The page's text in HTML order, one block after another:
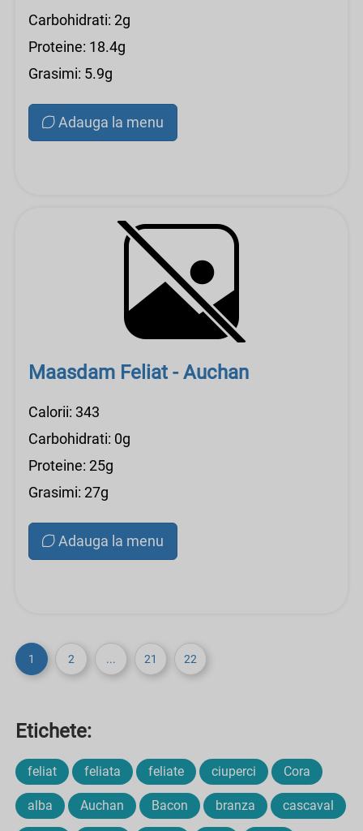
Carbohidrati: 2g
Proteine: 18.4g
Grasimi: 5.9g
Adauga la menu
Maasdam Feliat - Auchan
Calorii: 343
Carbohidrati: 0g
Proteine: 25g
Grasimi: 27g
Adauga la menu
1 2 ... 21 22
Etichete:
feliat feliata feliate ciuperci Cora
alba Auchan Bacon branza cascaval